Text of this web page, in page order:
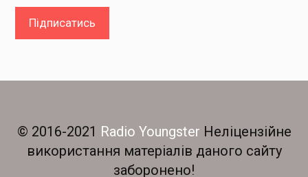
© 2016-2021 Radio Youngster Неліцензійне
використання матеріалів даного сайту
заборонено!